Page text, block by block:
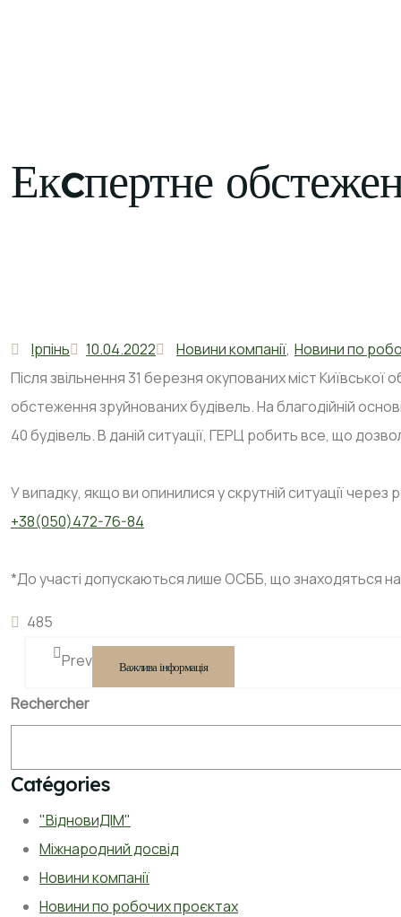
Екcпертне
Ірпінь 10.04.2022 Новини компанії, Новини по
Після звільнення 31 березня окупованих міст
обстеження зруйнованих будівель. На благодійній
40 будівель. В даній ситуації, ГЕРЦ робить все, що
У випадку, якщо ви опинилися у скрутній ситуації
+38(050)472-76-84
*До участі допускаються лише ОСББ, що знаходяться на
485
Prev
Важлива інформація
Rechercher
Catégories
"ВідновиДІМ"
Міжнародний досвід
Новини компанії
Новини по робочих проєктах